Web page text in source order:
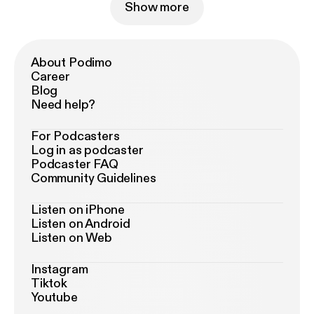
Show more
About Podimo
Career
Blog
Need help?
For Podcasters
Log in as podcaster
Podcaster FAQ
Community Guidelines
Listen on iPhone
Listen on Android
Listen on Web
Instagram
Tiktok
Youtube